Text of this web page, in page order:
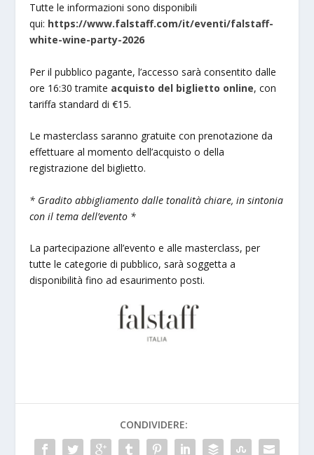
Tutte le informazioni sono disponibili
qui: https://www.falstaff.com/it/eventi/falstaff-
white-wine-party-2026
Per il pubblico pagante, l’accesso sarà consentito dalle
ore 16:30 tramite acquisto del biglietto online, con
tariffa standard di €15.
Le masterclass saranno gratuite con prenotazione da
effettuare al momento dell’acquisto o della
registrazione del biglietto.
* Gradito abbigliamento dalle tonalità chiare, in sintonia
con il tema dell’evento *
La partecipazione all’evento e alle masterclass, per
tutte le categorie di pubblico, sarà soggetta a
disponibilità fino ad esaurimento posti.
CONDIVIDERE: